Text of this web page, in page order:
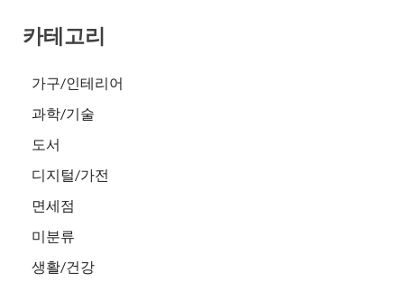
카테고리
가구/인테리어
과학/기술
도서
디지털/가전
면세점
미분류
생활/건강